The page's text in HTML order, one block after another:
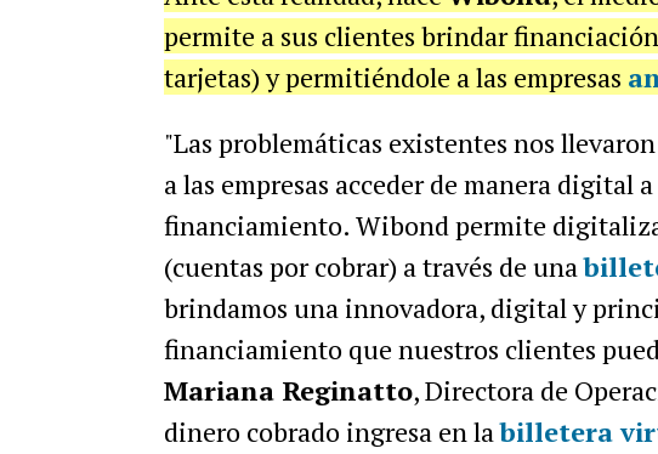
permite a sus clientes brindar
tarjetas) y permitiéndole a las empresas
"Las problemáticas existentes nos
a las empresas acceder de manera digital
financiamiento. Wibond permite
(cuentas por cobrar) a través de una
brindamos una innovadora, digital y
financiamiento que nuestros clientes
Mariana Reginatto, Directora de
dinero cobrado ingresa en labilletera